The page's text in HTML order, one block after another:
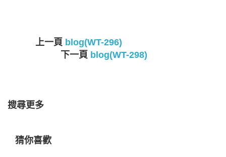
上一頁 blog(WT-296)
下一頁 blog(WT-298)
搜尋更多
猜你喜歡